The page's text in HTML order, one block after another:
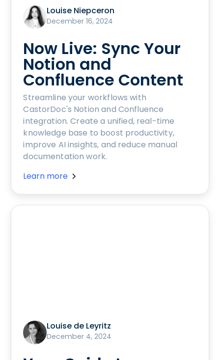
Louise Niepceron
December 16, 2024
Now Live: Sync Your
Notion and
Confluence Content
Streamline your workflows with
CastorDoc's Notion and Confluence
integration. Create a unified, real-time
knowledge base to boost productivity,
improve AI insights, and reduce manual
documentation work.
Learn more
Louise de Leyritz
December 4, 2024